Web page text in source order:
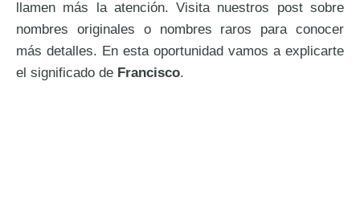
llamen más la atención. Visita nuestros post sobre
nombres originales o nombres raros para conocer
más detalles. En esta oportunidad vamos a explicarte
el significado de Francisco.